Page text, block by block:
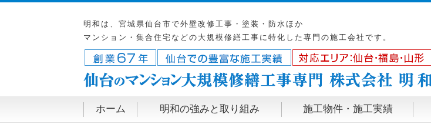
明和は、宮城県仙台市で外壁改修工事・塗装・防水ほか
マンション・集合住宅などの大規模修繕工事に特化した専門の施工会社です。
ホーム 明和の強みと取り組み 施工物件・施工実績